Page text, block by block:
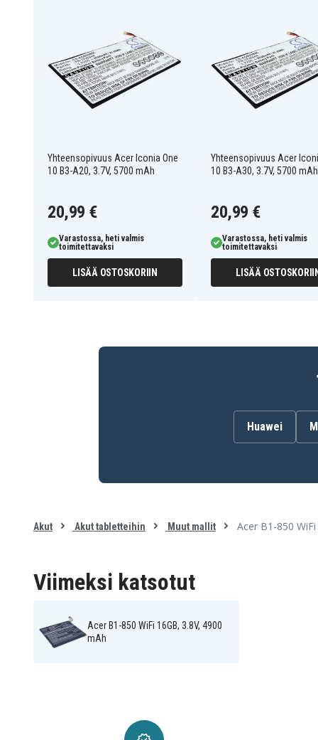
Acer A1-840
Acer A1-850-A1410
Acer A1-860-19LU
Acer B1-820
Acer B1-850 WiFi 16GB
Acer GT-810
Acer Iconia Tab 8
Acer Iconia Tab A1-850
Acer Iconia Tab B1-810
Acer Iconia Tab B1-820
Yhteensopivuus Acer Iconia One
10 B3-A20, 3.7V, 5700 mAh
20,99 €
Varastossa, heti valmis
toimitettavaksi
LISÄÄ OSTOSKORIIN
Yhteensopivuus Acer
10 B3-A30, 3.7V, 5700 mAh
20,99 €
Varastossa, heti valmis
toimitettavaksi
LISÄÄ OSTOSKORIIN
Huawei
Akut Akut tabletteihin Muut mallit Acer B1-850
Viimeksi katsotut
Acer B1-850 WiFi 16GB, 3.8V, 4900
mAh